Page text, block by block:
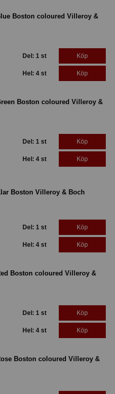
Boston coloured Villeroy &
Del: 1 st Köp
Hel: 4 st Köp
Boston coloured Villeroy &
Del: 1 st Köp
Hel: 4 st Köp
Boston Villeroy & Boch
Del: 1 st Köp
Hel: 4 st Köp
Boston coloured Villeroy &
Del: 1 st Köp
Hel: 4 st Köp
Boston coloured Villeroy &